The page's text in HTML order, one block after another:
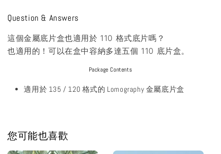
Question & Answers
這個金屬底片盒也適用於 110 格式底片嗎？
也適用的！可以在盒中容納多達五個 110 底片盒。
Package Contents
適用於 135 / 120 格式的 Lomography 金屬底片盒
您可能也喜歡